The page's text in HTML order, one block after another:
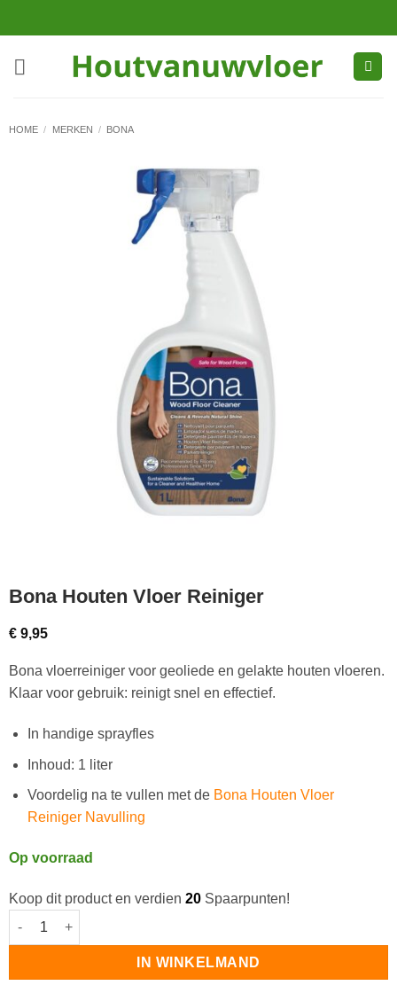
naar
HOME / MERKEN / BONA
Bona Houten Vloer Reiniger
€9,95
Bona vloerreiniger voor geoliede en gelakte houten vloeren.
Klaar voor gebruik: reinigt snel en effectief.
In handige sprayfles
Inhoud: 1 liter
Voordelig na te vullen met de Bona Houten Vloer
Reiniger Navulling
Op voorraad
Koop dit product en verdien 20Spaarpunten!
Bona Houten Vloer Reiniger aantal
IN WINKELMAND